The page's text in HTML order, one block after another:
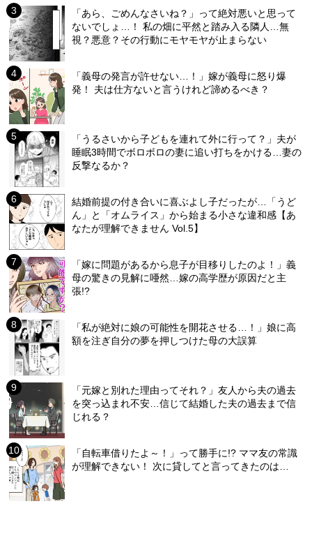
「あら、ごめんなさいね？」って絶対悪いと思って
ないでしょ…！ 私の畑に平然と踏み入る隣人…無
視？悪意？その行動にモヤモヤが止まらない
「義母の発言が許せない…！」嫁が義母に怒り爆
発！ 夫は仕方ないと言うけれど諦めるべき？
「うるさいから子どもを連れて外に行って？」夫が
睡眠3時間でボロボロの妻に追い打ちをかける…妻の
反撃なるか？
結婚前提の付き合いに喜ぶよし子だったが…「うど
ん」と「オムライス」から始まる小さな違和感【あ
なたが理解できません Vol.5】
「嫁に問題があるから息子が目移りしたのよ！」義
母の驚きの見解に唖然…嫁の高学歴が原因だと主
張!?
「私が絶対に娘の可能性を開花させる…！」娘に高
額を注ぎ自分の夢を押しつけた母の大誤算
「元嫁と別れた理由ってそれ？」友人から夫の過去
を突っ込まれ不安…信じて結婚した夫の過去まで信
じれる？
「自転車借りたよ～！」って勝手に!? ママ友の常識
が理解できない！ 次に貸してと言ってきたのは…